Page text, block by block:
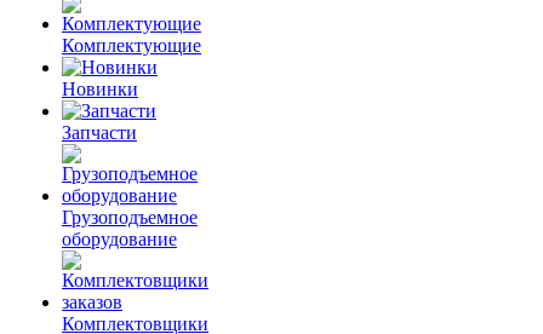
Комплектующие
Новинки
Запчасти
Грузоподъемное
оборудование
Комплектовщики